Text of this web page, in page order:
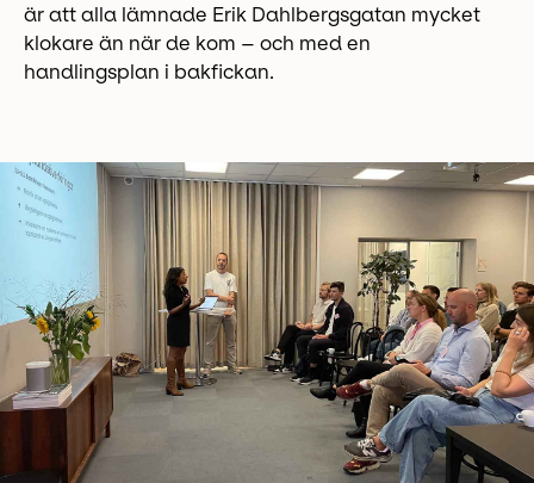
är att alla lämnade Erik Dahlbergsgatan mycket
klokare än när de kom – och med en
handlingsplan i bakfickan.